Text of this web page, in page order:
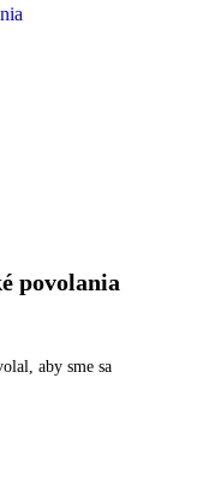
povolania
aby sme sa